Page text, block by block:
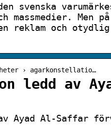
svenska
massmedier. Men
reklam och
› agarkonstellatio…
ledd av
Ayad Al-Saffar